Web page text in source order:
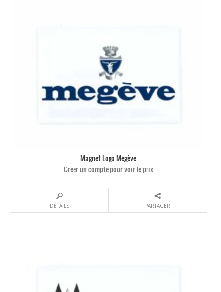
Magnet Logo Megève
Créer un compte pour voir le prix
DÉTAILS PARTAGER